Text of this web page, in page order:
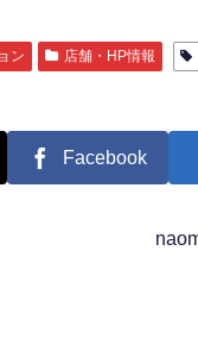
ン 店舗・HP情報
Facebook